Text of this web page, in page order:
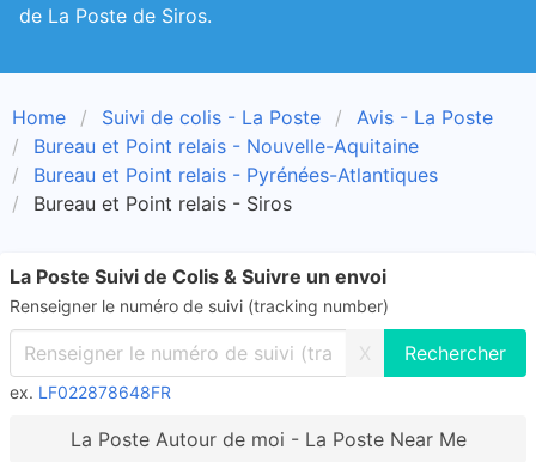
de La Poste de Siros.
Home Suivi de colis - La Poste
Avis - La Poste
Bureau et Point relais - Nouvelle-Aquitaine
Bureau et Point relais - Pyrénées-Atlantiques
Bureau et Point relais - Siros
La Poste Suivi de Colis & Suivre un envoi
Renseigner le numéro de suivi (tracking number)
X
ex. LF022878648FR
La Poste Autour de moi - La Poste Near Me